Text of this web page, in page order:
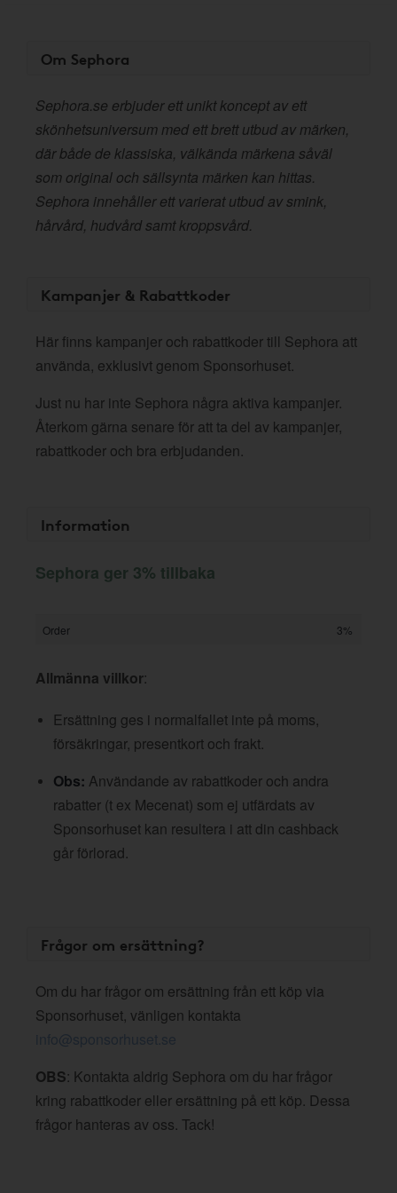
Om Sephora
Sephora.se erbjuder ett unikt koncept av ett
skönhetsuniversum med ett brett utbud av märken,
där både de klassiska, välkända märkena såväl
som original och sällsynta märken kan hittas.
Sephora innehåller ett varierat utbud av smink,
hårvård, hudvård samt kroppsvård.
Kampanjer & Rabattkoder
Här finns kampanjer och rabattkoder till Sephora att
använda, exklusivt genom Sponsorhuset.
Just nu har inte Sephora några aktiva kampanjer.
Återkom gärna senare för att ta del av kampanjer,
rabattkoder och bra erbjudanden.
Information
Sephora ger 3% tillbaka
Order 3%
Allmänna villkor:
Ersättning ges i normalfallet inte på moms,
försäkringar, presentkort och frakt.
Obs: Användande av rabattkoder och andra
rabatter (t ex Mecenat) som ej utfärdats av
Sponsorhuset kan resultera i att din cashback
går förlorad.
Frågor om ersättning?
Om du har frågor om ersättning från ett köp via
Sponsorhuset, vänligen kontakta
info@sponsorhuset.se
OBS: Kontakta aldrig Sephora om du har frågor
kring rabattkoder eller ersättning på ett köp. Dessa
frågor hanteras av oss. Tack!